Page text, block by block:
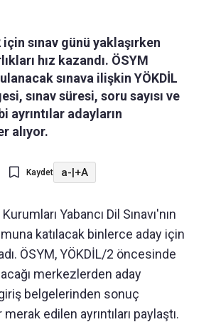
için sınav günü yaklaşırken
hız kazandı. ÖSYM
sınava ilişkin YÖKDİL
sınav süresi, soru sayısı ve
ayrıntılar adayların
alıyor.
Kaydet a-|+A
Yabancı Dil Sınavı'nın
katılacak binlerce aday için
ÖSYM, YÖKDİL/2 öncesinde
merkezlerden aday
giriş belgelerinden sonuç
edilen ayrıntıları paylaştı.